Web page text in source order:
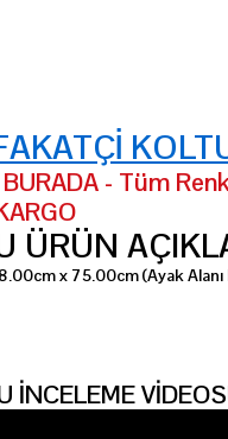
- Tüm
ÜRÜN
x 75.00cm (Ayak Alanı
İNCELEME